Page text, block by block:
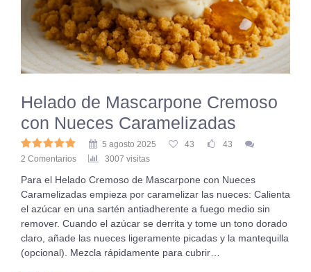
Helado de Mascarpone Cremoso
con Nueces Caramelizadas
5 agosto 2025 43
43
2 Comentarios
3007 visitas
Para el Helado Cremoso de Mascarpone con Nueces
Caramelizadas empieza por caramelizar las nueces: Calienta
el azúcar en una sartén antiadherente a fuego medio sin
remover. Cuando el azúcar se derrita y tome un tono dorado
claro, añade las nueces ligeramente picadas y la mantequilla
(opcional). Mezcla rápidamente para cubrir…